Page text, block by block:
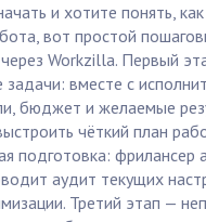
и хотите понять,
вот простой
Workzilla. Первый
вместе с
бюджет и желаемые
чёткий план
подготовка: фрилансер
аудит текущих
Третий этап —